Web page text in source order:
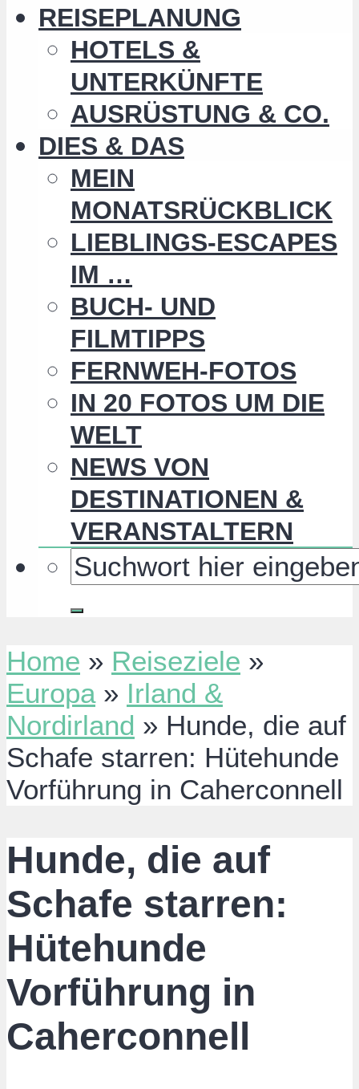
REISEPLANUNG
HOTELS &
UNTERKÜNFTE
AUSRÜSTUNG & CO.
DIES & DAS
MEIN
MONATSRÜCKBLICK
LIEBLINGS-ESCAPES
IM …
BUCH- UND
FILMTIPPS
FERNWEH-FOTOS
IN 20 FOTOS UM DIE
WELT
NEWS VON
DESTINATIONEN &
VERANSTALTERN
Home » Reiseziele »
Europa» Irland &
Nordirland » Hunde, die auf
Schafe starren: Hütehunde
Vorführung in Caherconnell
Hunde, die auf
Schafe starren:
Hütehunde
Vorführung in
Caherconnell